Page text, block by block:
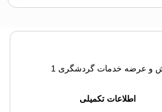
و عرضه خدمات گردشگری 1
اطلاعات تکمیلی